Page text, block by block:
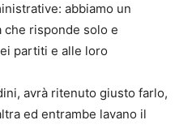
abbiamo un
che risponde solo e
partiti e alle loro
avrà ritenuto giusto farlo,
ed entrambe lavano il